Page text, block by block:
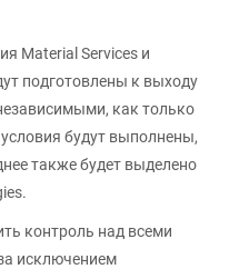
Material Services и
подготовлены к выходу
как только
будут выполнены,
также будет выделено
контроль над всеми
исключением